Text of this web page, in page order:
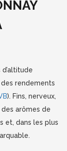
d’altitude
rendements
). Fins, nerveux,
arômes de
et, dans les plus